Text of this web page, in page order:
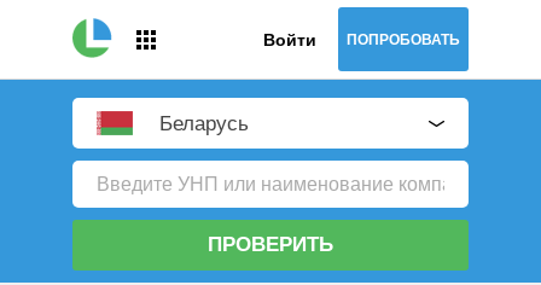
Войти ПОПРОБОВАТЬ
Беларусь
ПРОВЕРИТЬ